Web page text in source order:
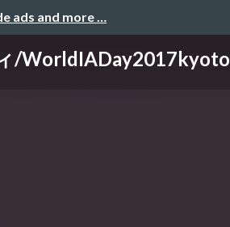
ads and more …
/WorldIADay2017kyoto